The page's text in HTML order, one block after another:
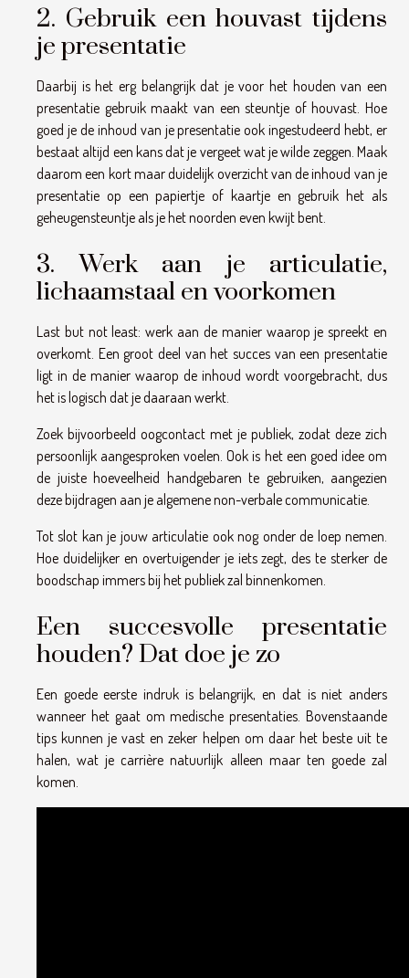
2. Gebruik een houvast tijdens
je presentatie
Daarbij is het erg belangrijk dat je voor het houden van een
presentatie gebruik maakt van een steuntje of houvast. Hoe
goed je de inhoud van je presentatie ook ingestudeerd hebt, er
bestaat altijd een kans dat je vergeet wat je wilde zeggen. Maak
daarom een kort maar duidelijk overzicht van de inhoud van je
presentatie op een papiertje of kaartje en gebruik het als
geheugensteuntje als je het noorden even kwijt bent.
3. Werk aan je articulatie,
lichaamstaal en voorkomen
Last but not least: werk aan de manier waarop je spreekt en
overkomt. Een groot deel van het succes van een presentatie
ligt in de manier waarop de inhoud wordt voorgebracht, dus
het is logisch dat je daaraan werkt.
Zoek bijvoorbeeld oogcontact met je publiek, zodat deze zich
persoonlijk aangesproken voelen. Ook is het een goed idee om
de juiste hoeveelheid handgebaren te gebruiken, aangezien
deze bijdragen aan je algemene non-verbale communicatie.
Tot slot kan je jouw articulatie ook nog onder de loep nemen.
Hoe duidelijker en overtuigender je iets zegt, des te sterker de
boodschap immers bij het publiek zal binnenkomen.
Een succesvolle presentatie
houden? Dat doe je zo
Een goede eerste indruk is belangrijk, en dat is niet anders
wanneer het gaat om medische presentaties. Bovenstaande
tips kunnen je vast en zeker helpen om daar het beste uit te
halen, wat je carrière natuurlijk alleen maar ten goede zal
komen.